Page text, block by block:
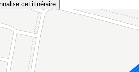
cet itinéraire